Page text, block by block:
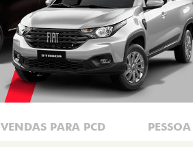
VENDAS PARA PCD